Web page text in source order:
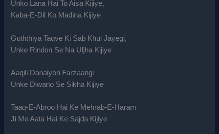
Unko Lana Hai To Aisa Kijiye,
Kaba-E-Dil Ko Madina Kijiye
Guththiya Taqve Ki Sab Khul Jayegi,
Unke Rindon Se Na Uljha Kijiye
Aaqili Danaiyon Farzaangi
Unke Diwano Se Sikha Kijiye
Taaq-E-Abroo Hai Ke Mehrab-E-Haram
Ji Me Aata Hai Ke Sajda Kijiye